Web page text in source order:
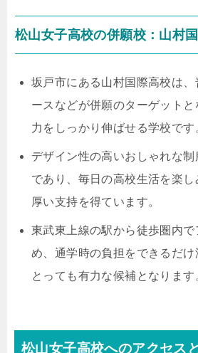
松山女子高校の併願校：山村
坂戸市にある山村国際高校は、
ースなどが併願のターゲット
力をしっかり伸ばせる学校です
デザイン性の高いおしゃれな
であり、毎日の高校生活を楽
厚い支持を得ています。
東武東上線の駅から徒歩圏内
め、通学時の負担をできるだ
とっても有力な候補となります
松山女子高校へのアクセス